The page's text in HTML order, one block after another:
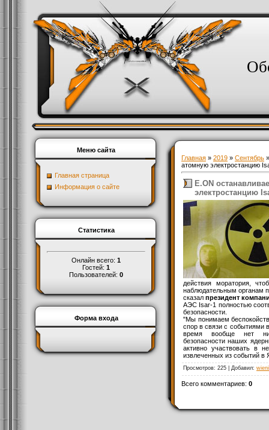
Меню сайта
Главная страница
Информация о сайте
Статистика
Онлайн всего: 1
Гостей: 1
Пользователей: 0
Форма входа
Главная » 2019 » Сентябрь »
атомную электростанцию
E.ON
электростанцию
действия моратория,
наблюдательным органам
сказал президент
АЭС Isar-1 полностью
безопасности.
"Мы понимаем
спор в связи с событиями
время вообще нет
безопасности наших
активно участвовать в
извлеченных из событий в
Просмотров: 225 | Добавил:
Всего комментариев: 0